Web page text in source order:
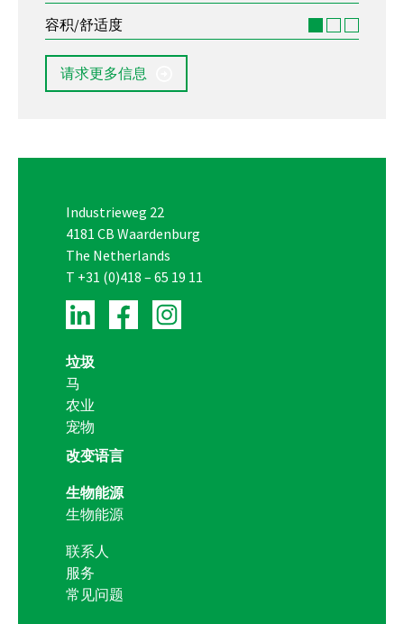
容积/舒适度
请求更多信息
Industrieweg 22
4181 CB Waardenburg
The Netherlands
T +31 (0)418 – 65 19 11
垃圾
马
农业
宠物
改变语言
生物能源
生物能源
联系人
服务
常见问题